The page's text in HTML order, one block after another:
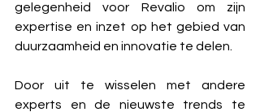
gelegenheid voor Revalio om zijn
expertise en inzet op het gebied van
duurzaamheid en innovatie te delen.
Door uit te wisselen met andere
experts en de nieuwste trends te